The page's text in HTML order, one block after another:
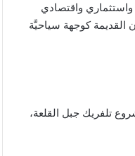
واقتصادي
كوجهة سياحيَّة
الشواربة، في تشرين الأول 2025، إن كلفة مشروع تلفريك جبل القلعة،